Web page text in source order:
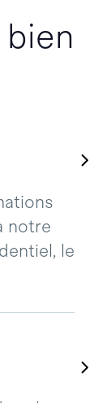
bien
notre
le